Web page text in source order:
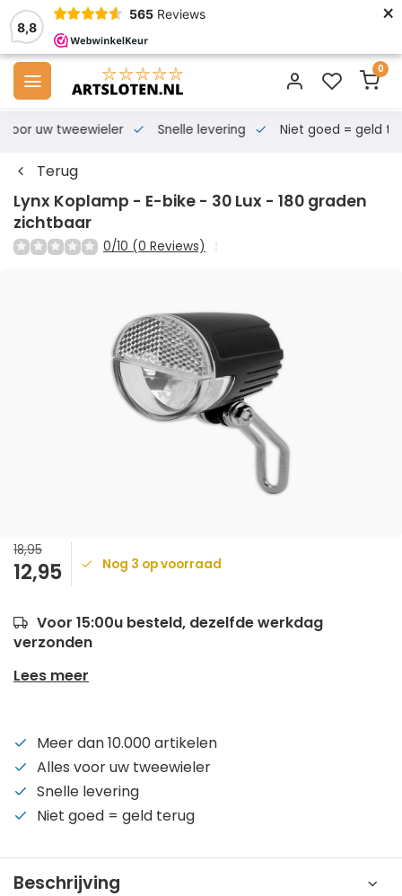
8,8
565 Reviews ×
0
voor uw tweewieler Snelle levering Niet goed = geld
Terug
Lynx Koplamp - E-bike - 30 Lux - 180 graden
zichtbaar
0/10 (0 Reviews)
18,95
12,95 Nog 3 op voorraad
Voor 15:00u besteld, dezelfde werkdag
verzonden
Lees meer
Meer dan 10.000 artikelen
Alles voor uw tweewieler
Snelle levering
Niet goed = geld terug
Beschrijving